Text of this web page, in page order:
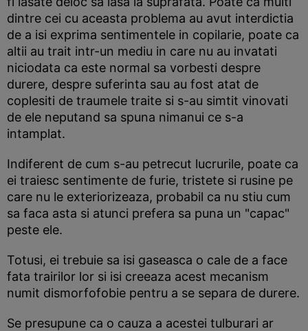
dintre cei cu aceasta problema au avut interdictia
de a isi exprima sentimentele in copilarie, poate ca
altii au trait intr-un mediu in care nu au invatati
niciodata ca este normal sa vorbesti despre
durere, despre suferinta sau au fost atat de
coplesiti de traumele traite si s-au simtit vinovati
de ele neputand sa spuna nimanui ce s-a
intamplat.
Indiferent de cum s-au petrecut lucrurile, poate ca
ei traiesc sentimente de furie, tristete si rusine pe
care nu le exteriorizeaza, probabil ca nu stiu cum
sa faca asta si atunci prefera sa puna un "capac"
peste ele.
Totusi, ei trebuie sa isi gaseasca o cale de a face
fata trairilor lor si isi creeaza acest mecanism
numit dismorfofobie pentru a se separa de durere.
Se presupune ca o cauza a acestei tulburari ar